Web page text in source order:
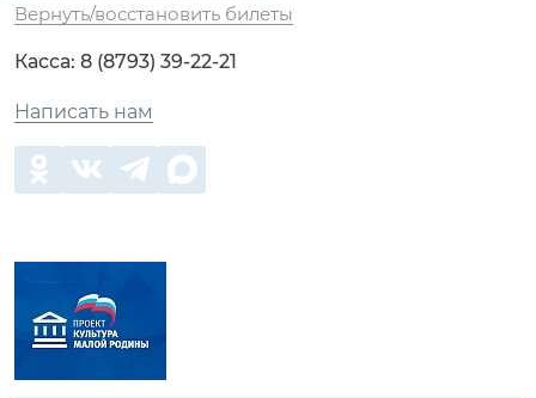
Вернуть/восстановить билеты
Касса: 8 (8793) 39-22-21
Написать нам